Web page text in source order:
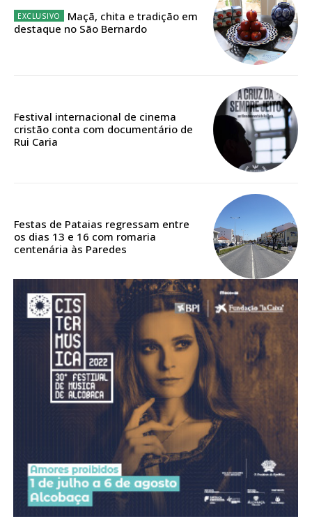
Acesso aos conteúdos Exclusivos para
16€
12 meses
Acesso ao conteúdo online
Acesso aos conteúdos Exclusivos para
assinantes
Ofertas para assinatura anual
Escolha o plano
Maçã, chita e tradição em
destaque no São Bernardo
Festival internacional de cinema
cristão conta com documentário de
Rui Caria
Festas de Pataias regressam entre
os dias 13 e 16 com romaria
centenária às Paredes